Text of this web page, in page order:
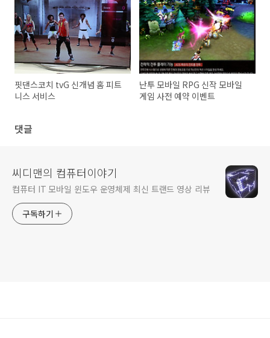
핏댄스코치 tvG 신개념 홈 피트
니스 서비스
난투 모바일 RPG 신작 모바일
게임 사전 예약 이벤트
댓글
씨디맨의 컴퓨터이야기
컴퓨터 IT 모바일 윈도우 운영체제 최신 트랜드 영상 리뷰
구독하기